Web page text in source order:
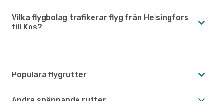
Vilka flygbolag trafikerar flyg från Helsingfors
till Kos?
Populära flygrutter